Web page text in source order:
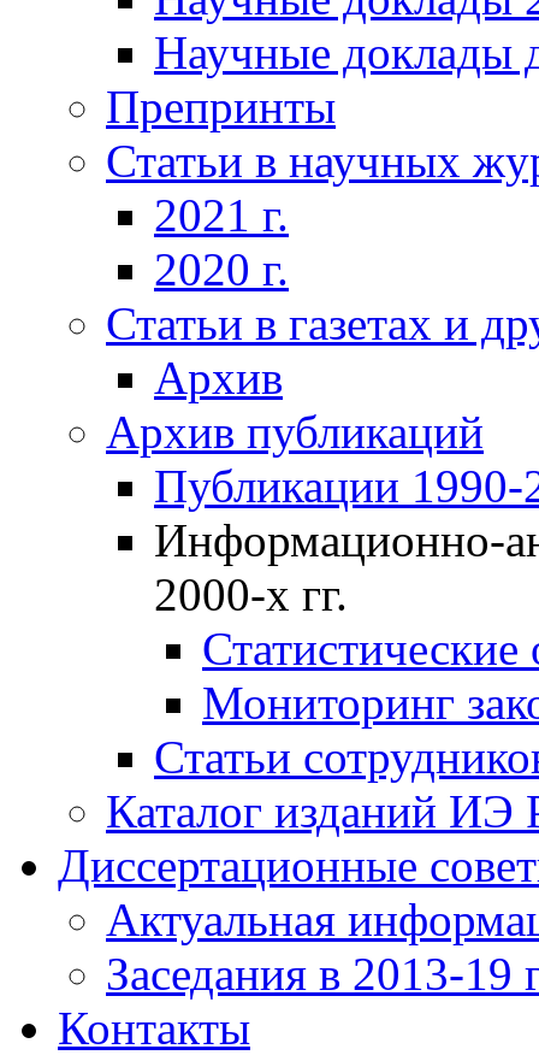
Научные доклады
Препринты
Статьи в научных
2021 г.
2020 г.
Статьи в газетах и
Архив
Архив публикаций
Публикации 1990-
Информационно-
2000-х гг.
Мониторинг
Статьи
Каталог изданий ИЭ
Диссертационные
Актуальная
Заседания в 2013-19
Контакты